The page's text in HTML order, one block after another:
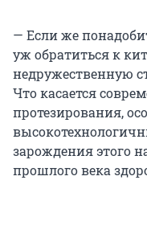
— Если же
уж обратиться к
недружественную
Что касается
протезирования,
зарождения этого
прошлого века